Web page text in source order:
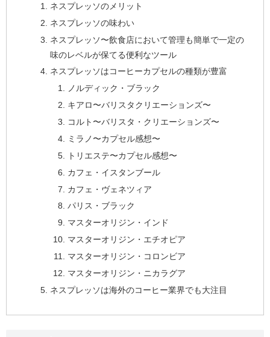
ネスプレッソのメリット
ネスプレッソの味わい
ネスプレッソ〜飲食店において管理も簡単で一定の
味のレベルが保てる便利なツール
ネスプレッソはコーヒーカプセルの種類が豊富
ノルディック・ブラック
キアロ〜バリスタクリエーションズ〜
コルト〜バリスタ・クリエーションズ〜
ミラノ〜カプセル感想〜
トリエステ〜カプセル感想〜
カフェ・イスタンブール
カフェ・ヴェネツィア
パリス・ブラック
マスターオリジン・インド
マスターオリジン・エチオピア
マスターオリジン・コロンビア
マスターオリジン・ニカラグア
ネスプレッソは海外のコーヒー業界でも大注目